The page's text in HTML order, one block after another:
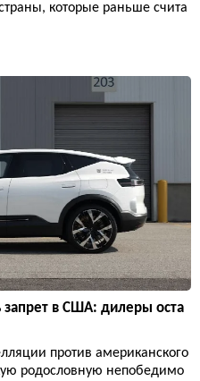
которые раньше счита
запрет в США: дилеры оста
против американского
родословную непобедимо